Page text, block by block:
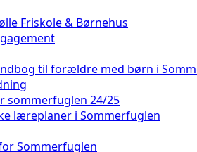
Friskole & Børnehus
til forældre med børn i
sommerfuglen 24/25
læreplaner i Sommerfuglen
Sommerfuglen